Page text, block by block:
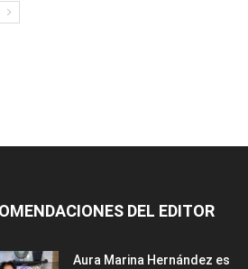
DEL EDITOR
Aura Marina Hernández es